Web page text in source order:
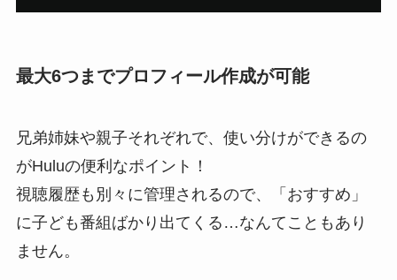
最大6つまでプロフィール作成が可能
兄弟姉妹や親子それぞれで、使い分けができるの
がHuluの便利なポイント！
視聴履歴も別々に管理されるので、「おすすめ」
に子ども番組ばかり出てくる…なんてこともあり
ません。